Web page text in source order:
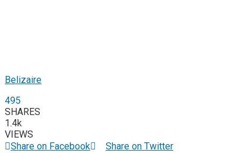
Belizaire
495
SHARES
1.4k
VIEWS
Share on Facebook
Share on Twitter